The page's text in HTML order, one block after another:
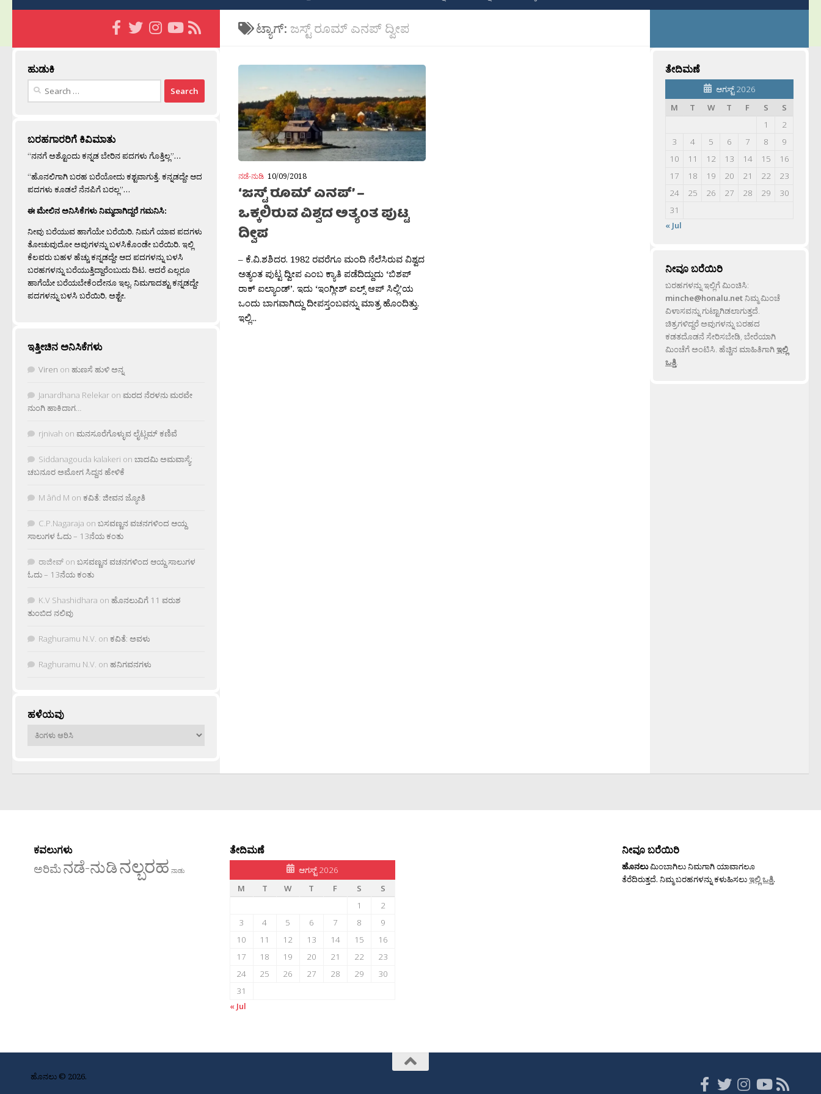
ಟ್ಯಾಗ್: ಜಸ್ಟ್ ರೂಮ್ ಎನಪ್ ದ್ವೀಪ
ನಡೆ-ನುಡಿ 10/09/2018
‘ಜಸ್ಟ್ ರೂಮ್ ಎನಪ್’ –
ಒಕ್ಕಲಿರುವ ವಿಶ್ವದ ಅತ್ಯಂತ ಪುಟ್ಟ
ದ್ವೀಪ
– ಕೆ.ವಿ.ಶಶಿದರ. 1982 ರವರೆಗೂ ಮಂದಿ ನೆಲೆಸಿರುವ ವಿಶ್ವದ
ಅತ್ಯಂತ ಪುಟ್ಟ ದ್ವೀಪ ಎಂಬ ಕ್ಯಾತಿ ಪಡೆದಿದ್ದುದು ‘ಬಿಶಪ್
ರಾಕ್ ಐಲ್ಯಾಂಡ್’. ಇದು ‘ಇಂಗ್ಲೀಶ್ ಐಲ್ಸ್ ಆಪ್ ಸಿಲ್ಲಿ’ಯ
ಒಂದು ಬಾಗವಾಗಿದ್ದು ದೀಪಸ್ತಂಬವನ್ನು ಮಾತ್ರ ಹೊಂದಿತ್ತು.
ಇಲ್ಲಿ...
ಹುಡುಕಿ
Search
ಬರಹಗಾರರಿಗೆ ಕಿವಿಮಾತು
“ನನಗೆ ಅಶ್ಟೊಂದು ಕನ್ನಡ ಬೇರಿನ ಪದಗಳು ಗೊತ್ತಿಲ್ಲ”…
“ಹೊನಲಿಗಾಗಿ ಬರಹ ಬರೆಯೋದು ಕಶ್ಟವಾಗುತ್ತೆ. ಕನ್ನಡದ್ದೇ ಆದ
ಪದಗಳು ಕೂಡಲೆ ನೆನಪಿಗೆ ಬರಲ್ಲ”…
ಈ ಮೇಲಿನ ಅನಿಸಿಕೆಗಳು ನಿಮ್ಮದಾಗಿದ್ದರೆ ಗಮನಿಸಿ:
ನೀವು ಬರೆಯುವ ಹಾಗೆಯೇ ಬರೆಯಿರಿ. ನಿಮಗೆ ಯಾವ ಪದಗಳು
ತೋಚುವುದೋ ಅವುಗಳನ್ನು ಬಳಸಿಕೊಂಡೇ ಬರೆಯಿರಿ. ಇಲ್ಲಿ
ಕೆಲವರು ಬಹಳ ಹೆಚ್ಚು ಕನ್ನಡದ್ದೇ ಆದ ಪದಗಳನ್ನು ಬಳಸಿ
ಬರಹಗಳನ್ನು ಬರೆಯುತ್ತಿದ್ದಾರೆಂಬುದು ದಿಟ. ಆದರೆ ಎಲ್ಲರೂ
ಹಾಗೆಯೇ ಬರೆಯಬೇಕೆಂದೇನೂ ಇಲ್ಲ. ನಿಮಗಾದಶ್ಟು ಕನ್ನಡದ್ದೇ
ಪದಗಳನ್ನು ಬಳಸಿ ಬರೆಯಿರಿ, ಅಶ್ಟೇ.
ಇತ್ತೀಚಿನ ಅನಿಸಿಕೆಗಳು
Viren on ಹುಣಸೆ ಹುಳಿ ಅನ್ನ
Janardhana Relekar on ಮರದ ನೆರಳನು ಮರವೇ
ನುಂಗಿ ಹಾಕಿದಾಗ…
rjnivah on ಮನಸೂರೆಗೊಳ್ಳುವ ಲೈಟ್ಲಮ್ ಕಣಿವೆ
Siddanagouda kalakeri on ಬಾದಮಿ ಅಮವಾಸ್ಯೆ:
ಚಬನೂರ ಅಮೋಗ ಸಿದ್ದನ ಹೇಳಿಕೆ
M âñd M on ಕವಿತೆ: ಜೀವನ ಜ್ಯೋತಿ
C.P.Nagaraja on ಬಸವಣ್ಣನ ವಚನಗಳಿಂದ ಆಯ್ದ
ಸಾಲುಗಳ ಓದು – 13ನೆಯ ಕಂತು
ರಾಜೀವ್ on ಬಸವಣ್ಣನ ವಚನಗಳಿಂದ ಆಯ್ದ ಸಾಲುಗಳ
ಓದು – 13ನೆಯ ಕಂತು
K.V Shashidhara on ಹೊನಲುವಿಗೆ 11 ವರುಶ
ತುಂಬಿದ ನಲಿವು
Raghuramu N.V. on ಕವಿತೆ: ಅವಳು
Raghuramu N.V. on ಹನಿಗವನಗಳು
ಹಳೆಯವು
ಹಳೆಯವು
ತೇದಿಮಣೆ
ಆಗಸ್ಟ್ 2026
M
T W T F S
S
1
2
3
4 5 6 7 8
9
10
11 12 13 14 15
16
17
18 19 20 21 22
23
24
25 26 27 28 29
30
31
« Jul
ನೀವೂ ಬರೆಯಿರಿ
ಬರಹಗಳನ್ನು ಇಲ್ಲಿಗೆ ಮಿಂಚಿಸಿ:
minche@honalu.netನಿಮ್ಮ ಮಿಂಚೆ
ವಿಳಾಸವನ್ನು ಗುಟ್ಟಾಗಿಡಲಾಗುತ್ತದೆ.
ಚಿತ್ರಗಳಿದ್ದರೆ ಅವುಗಳನ್ನು ಬರಹದ
ಕಡತದೊಡನೆ ಸೇರಿಸಬೇಡಿ, ಬೇರೆಯಾಗಿ
ಮಿಂಚೆಗೆ ಅಂಟಿಸಿ. ಹೆಚ್ಚಿನ ಮಾಹಿತಿಗಾಗಿಇಲ್ಲಿ
ಒತ್ತಿ.
ಕವಲುಗಳು
ಅರಿಮೆನಡೆ-ನುಡಿನಲ್ಬರಹ ನಾಡು
ತೇದಿಮಣೆ
ಆಗಸ್ಟ್ 2026
M
T W T F S
S
1
2
3
4 5 6 7 8
9
10
11 12 13 14 15
16
17
18 19 20 21 22
23
24
25 26 27 28 29
30
31
« Jul
ನೀವೂ ಬರೆಯಿರಿ
ಹೊನಲುಮಿಂಬಾಗಿಲು ನಿಮಗಾಗಿ ಯಾವಾಗಲೂ
ತೆರೆದಿರುತ್ತದೆ. ನಿಮ್ಮ ಬರಹಗಳನ್ನು ಕಳುಹಿಸಲುಇಲ್ಲಿ ಒತ್ತಿ.
ಹೊನಲು © 2026.